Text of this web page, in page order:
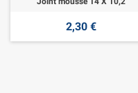
2,30 €